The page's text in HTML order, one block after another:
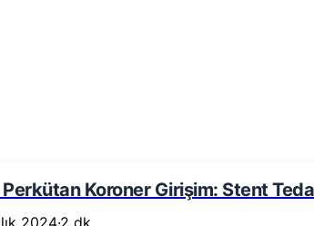
Perkütan Koroner Girişim: Stent